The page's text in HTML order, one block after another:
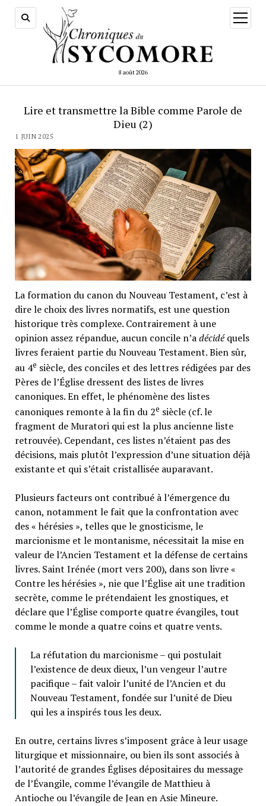
8 août 2026
ouvrir
menu
Lire et transmettre la Bible comme Parole de
Dieu (2)
1 JUIN 2025
La formation du canon du Nouveau Testament, c’est à
dire le choix des livres normatifs, est une question
historique très complexe. Contrairement à une
opinion assez répandue, aucun concile n’adécidéquels
livres feraient partie du Nouveau Testament. Bien sûr,
au 4e siècle, des conciles et des lettres rédigées par des
Pères de l’Église dressent des listes de livres
canoniques. En effet, le phénomène des listes
canoniques remonte à la fin du 2e siècle (cf. le
fragment de Muratori qui est la plus ancienne liste
retrouvée). Cependant, ces listes n’étaient pas des
décisions, mais plutôt l’expression d’une situation déjà
existante et qui s’était cristallisée auparavant.
Plusieurs facteurs ont contribué à l’émergence du
canon, notamment le fait que la confrontation avec
des « hérésies », telles que le gnosticisme, le
marcionisme et le montanisme, nécessitait la mise en
valeur de l’Ancien Testament et la défense de certains
livres. Saint Irénée (mort vers 200), dans son livre «
Contre les hérésies », nie que l’Église ait une tradition
secrète, comme le prétendaient les gnostiques, et
déclare que l’Église comporte quatre évangiles, tout
comme le monde a quatre coins et quatre vents.
La réfutation du marcionisme – qui postulait
l’existence de deux dieux, l’un vengeur l’autre
pacifique – fait valoir l’unité de l’Ancien et du
Nouveau Testament, fondée sur l’unité de Dieu
qui les a inspirés tous les deux.
En outre, certains livres s’imposent grâce à leur usage
liturgique et missionnaire, ou bien ils sont associés à
l’autorité de grandes Églises dépositaires du message
de l’Évangile, comme l’évangile de Matthieu à
Antioche ou l’évangile de Jean en Asie Mineure.